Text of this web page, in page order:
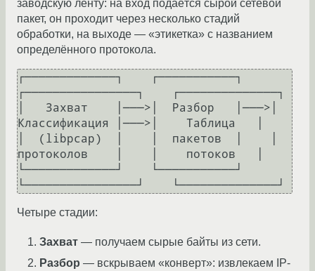
заводскую ленту: на вход подаётся сырой сетевой
пакет, он проходит через несколько стадий
обработки, на выходе — «этикетка» с названием
определённого протокола.
┌─────────────┐    ┌───────────┐
┌────────────────┐    ┌──────────────┐
│   Захват    │───>│  Разбор   │───>│
Классификация │───>│    Таблица   │
│  (libpcap)  │    │  пакетов  │    │
протоколов    │    │    потоков   │
└─────────────┘    └───────────┘
Четыре стадии:
Захват — получаем сырые байты из сети.
Разбор — вскрываем «конверт»: извлекаем IP-